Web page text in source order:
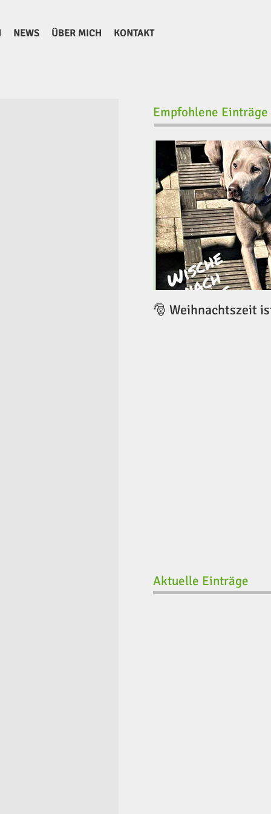
NEWS ÜBER MICH KONTAKT
Empfohlene Einträge
🎅 Weihnachtszeit
Aktuelle Einträge